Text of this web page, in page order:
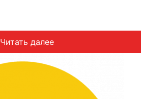
Читать далее